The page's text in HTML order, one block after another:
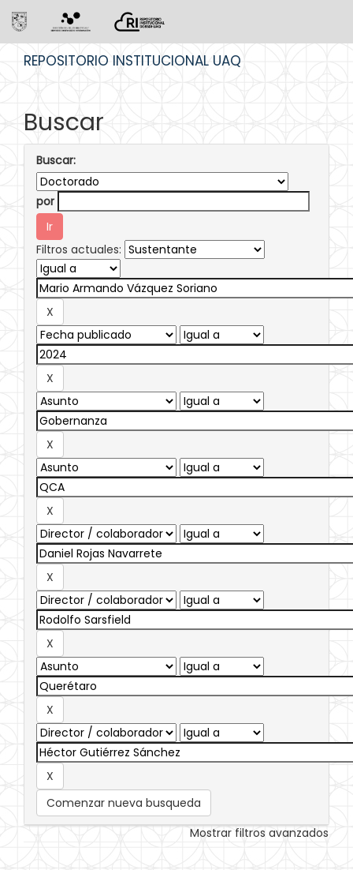
REPOSITORIO INSTITUCIONAL UAQ
Buscar
Buscar:
por
Filtros actuales:
Comenzar nueva busqueda
Mostrar filtros avanzados